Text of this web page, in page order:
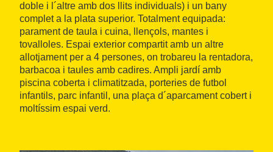
doble i l´altre amb dos llits individuals) i un bany
complet a la plata superior. Totalment equipada:
parament de taula i cuina, llençols, mantes i
tovalloles. Espai exterior compartit amb un altre
allotjament per a 4 persones, on trobareu la rentadora,
barbacoa i taules amb cadires. Ampli jardí amb
piscina coberta i climatitzada, porteries de futbol
infantils, parc infantil, una plaça d´aparcament cobert i
moltíssim espai verd.